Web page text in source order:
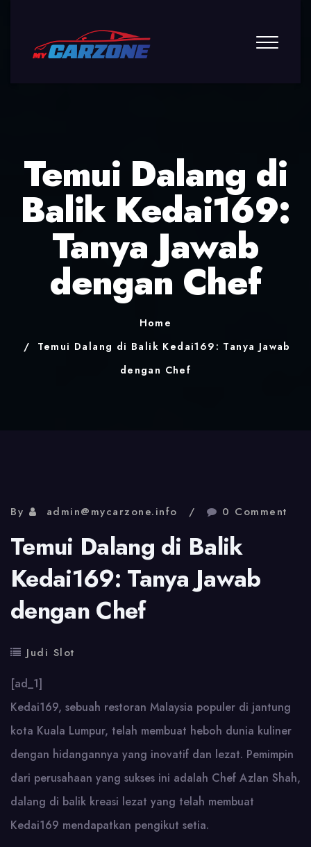
Temui Dalang di
Balik Kedai169:
Tanya Jawab
dengan Chef
Home
Temui Dalang di Balik Kedai169: Tanya Jawab
dengan Chef
By admin@mycarzone.info 0 Comment
Temui Dalang di Balik
Kedai169: Tanya Jawab
dengan Chef
Judi Slot
[ad_1]
Kedai169, sebuah restoran Malaysia populer di jantung
kota Kuala Lumpur, telah membuat heboh dunia kuliner
dengan hidangannya yang inovatif dan lezat. Pemimpin
dari perusahaan yang sukses ini adalah Chef Azlan Shah,
dalang di balik kreasi lezat yang telah membuat
Kedai169 mendapatkan pengikut setia.